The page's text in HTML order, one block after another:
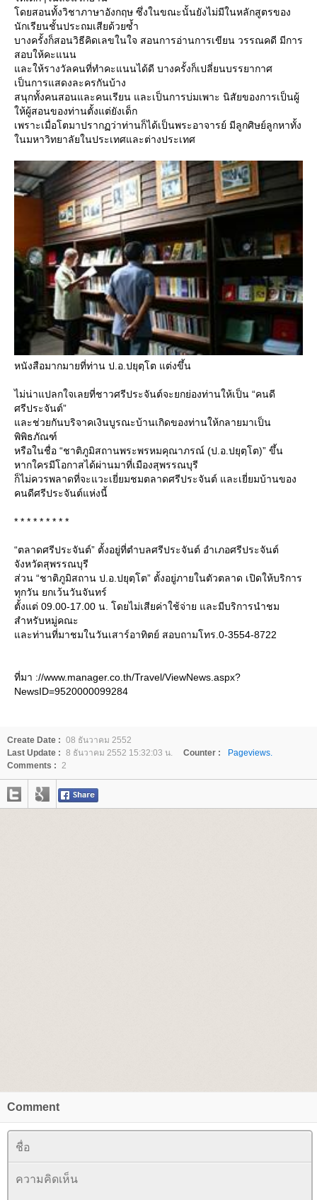
ดยสอนทั้งวิชาภาษาอังกฤษ ซึ่งในขณะนั้นยังไม่มีในหลักสูตรของ
นักเรียนชั้นประถมเสียด้วยซ้ำ
บางครั้งก็สอนวิธีคิดเลขในใจ สอนการอ่านการเขียน วรรณคดี มีการ
สอบให้คะแนน
ละให้รางวัลคนที่ทำคะแนนได้ดี บางครั้งก็เปลี่ยนบรรยากาศ
เป็นการแสดงละครกันบ้าง
สนุกทั้งคนสอนและคนเรียน และเป็นการบ่มเพาะ นิสัยของการเป็นผู้
ห้ผู้สอนของท่านตั้งแต่ยังเด็ก
เพราะเมื่อโตมาปรากฏว่าท่านก็ได้เป็นพระอาจารย์ มีลูกศิษย์ลูกหาทั้ง
นมหาวิทยาลัยในประเทศและต่างประเทศ
หนังสือมากมายที่ท่าน ป.อ.ปยุตฺโต แต่งขึ้น
ไม่น่าแปลกใจเลยที่ชาวศรีประจันต์จะยกย่องท่านให้เป็น “คนดี
ศรีประจันต์”
ละช่วยกันบริจาคเงินบูรณะบ้านเกิดของท่านให้กลายมาเป็น
พิพิธภัณฑ์
หรือในชื่อ “ชาติภูมิสถานพระพรหมคุณาภรณ์ (ป.อ.ปยุตฺโต)” ขึ้น
หากใครมีโอกาสได้ผ่านมาที่เมืองสุพรรณบุรี
ก็ไม่ควรพลาดที่จะแวะเยี่ยมชมตลาดศรีประจันต์ และเยี่ยมบ้านของ
คนดีศรีประจันต์แห่งนี้
* * * * * * * * *
“ตลาดศรีประจันต์” ตั้งอยู่ที่ตำบลศรีประจันต์ อำเภอศรีประจันต์
จังหวัดสุพรรณบุรี
ส่วน “ชาติภูมิสถาน ป.อ.ปยุตฺโต” ตั้งอยู่ภายในตัวตลาด เปิดให้บริการ
ทุกวัน ยกเว้นวันจันทร์
ตั้งแต่ 09.00-17.00 น. โดยไม่เสียค่าใช้จ่าย และมีบริการนำชม
สำหรับหมู่คณะ
ละท่านที่มาชมในวันเสาร์อาทิตย์ สอบถามโทร.0-3554-8722
ที่มา ://www.manager.co.th/Travel/ViewNews.aspx?
NewsID=9520000099284
Create Date : 08 ธันวาคม 2552
Last Update : 8 ธันวาคม 2552 15:32:03 น. Counter :
Pageviews.
Comments : 2
Comment